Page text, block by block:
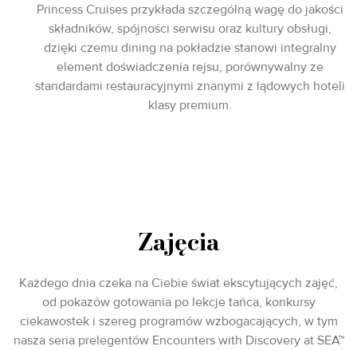
Princess Cruises przykłada szczególną wagę do jakości
składników, spójności serwisu oraz kultury obsługi,
dzięki czemu dining na pokładzie stanowi integralny
element doświadczenia rejsu, porównywalny ze
standardami restauracyjnymi znanymi z lądowych hoteli
klasy premium.
Zajęcia
Każdego dnia czeka na Ciebie świat ekscytujących zajęć,
od pokazów gotowania po lekcje tańca, konkursy
ciekawostek i szereg programów wzbogacających, w tym
nasza seria prelegentów Encounters with Discovery at SEA™